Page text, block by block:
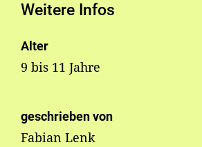
Weitere Infos
Alter
9 bis 11 Jahre
geschrieben von
Fabian Lenk